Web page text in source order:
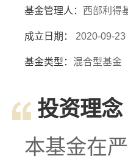
基金管理人： 西部利得
成立日期： 2020-09-23
基金类型： 混合型基金
投资理念
本基金在